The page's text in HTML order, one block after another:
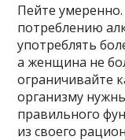
Пейте
потреблению
употреблять
а женщина не
ограничивайте
организму
правильного
из своего